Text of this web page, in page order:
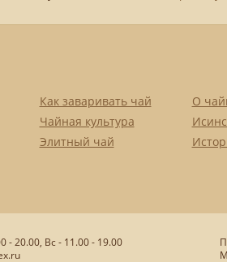
Как заваривать чай
Чайная культура
Элитный чай
О
- 20.00, Вс - 11.00 - 19.00